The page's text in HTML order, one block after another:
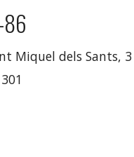
Miquel dels Sants,